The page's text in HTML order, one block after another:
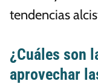
tendencias
¿Cuáles son
aprovechar